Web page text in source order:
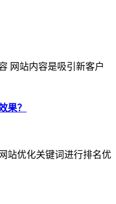
网站内容是吸引新客户
果？
站优化关键词进行排名优